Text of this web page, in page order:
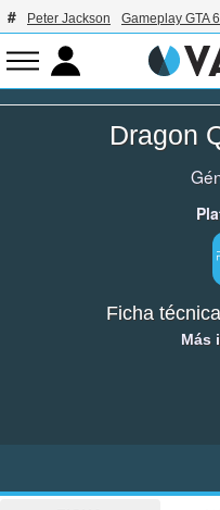
Peter Jackson Gameplay GTA 6
Dragon
Ficha
Más